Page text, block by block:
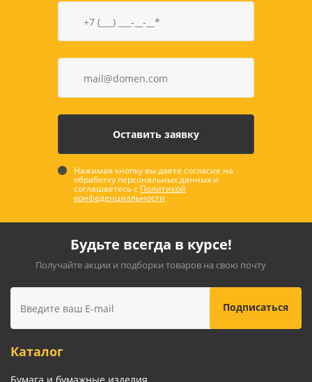
Нажимая кнопку вы даете согласие на
обработку персональных данных и
соглашаетесь с Политикой
конфеденциальности
Будьте всегда в курсе!
Получайте акции и подборки товаров на свою почту
Каталог